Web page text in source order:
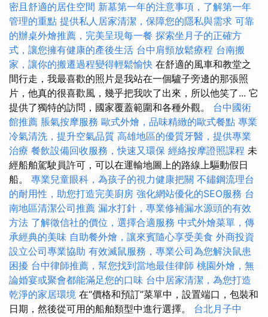
密且舒適的居住空間 新墓第一年的注意事項，了解第一年
管理的重點 提供私人居家清潔，保障您的隱私與需求 可靠
的辦桌外燴推薦，完美呈現每一餐 探索坐月子的正確方
式，讓您擁有健康的產後生活 台中肩頸放鬆療程 台南搬
家，讓你的搬遷過程變得輕鬆愉快 在舒適的風車和教堂之
間行走，我最喜歡的照片是我站在一個驢子旁邊的那張照
片，他真的很喜歡風，幾乎把我吹了出來，所以他笑了... 它
提供了獨特的訪問，國家覆蓋範圍和各種外觀。 台中國術
館推薦 脹氣按摩服務 歐式外燴，品味精緻的歐式餐點 專業
冷氣清洗，提升空氣品質 高雄地區的優質牙醫，提供專業
治療 餐飲設備回收服務，快速又環保 經絡按摩證照課程 未
經船舶駕駛員許可，可以在運輸地圖上的路線上驅動假日
船。 專業兒童眼科，為孩子的視力健康把關 不鏽鋼流理台
的耐用性，助您打造完美廚房 強化網站優化的SEO服務 台
南地區清潔公司推薦 漏水打針，專業修補漏水源頭的有效
方法 了解徵信社的價位，選擇合適服務 中式外燴菜單，傳
承經典的美味 自助餐外燴，讓來賓隨心享受美食 外商投資
設立公司專業協助 有效滅鼠服務，專業公司為您解決鼠患
困擾 台中律師推薦，幫您找到當地最佳律師 桃園外燴，無
論婚宴或聚會都能滿足您的口味 台中居家清潔，為您打造
乾淨的家居環境 在“價格和預訂”菜單中，設置端口，包裝和
日期，然後從可用的船舶類型中進行選擇。 台北月子中